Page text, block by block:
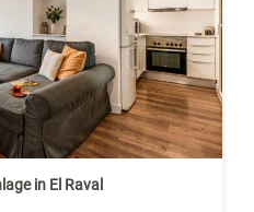
in El Raval